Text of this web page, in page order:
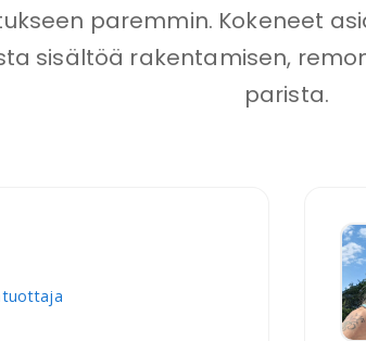
paremmin. Kokeneet
sisältöä rakentamisen,
parista.